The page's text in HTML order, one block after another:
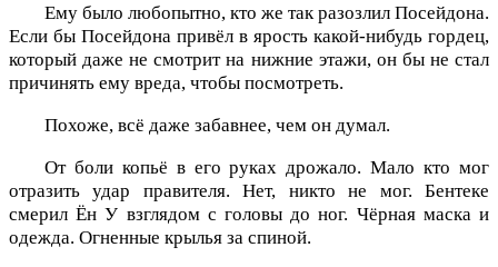
Ему было любопытно, кто же так разозлил Посейдона.
Если бы Посейдона привёл в ярость какой-нибудь гордец,
который даже не смотрит на нижние этажи, он бы не стал
причинять ему вреда, чтобы посмотреть.
Похоже, всё даже забавнее, чем он думал.
От боли копьё в его руках дрожало. Мало кто мог
отразить удар правителя. Нет, никто не мог. Бентеке
смерил Ён У взглядом с головы до ног. Чёрная маска и
одежда. Огненные крылья за спиной.